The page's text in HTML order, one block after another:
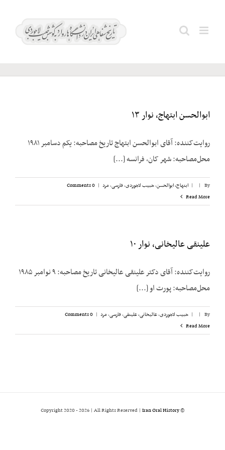
لاله؛
ابوالحسن ابتهاج، نوار ۱۳
روایت‌کننده: آقای ابوالحسن ابتهاج تاریخ مصاحبه: یکم دسامبر ۱۹۸۱
محل‌مصاحبه: شهر کان، فرانسه [...]
By
|
| ابتهاج، ابوالحسن,حبیب لاجوردی,فارسی,مرد |
0 Comments
Read More
علینقی عالیخانی، نوار ۱۰
روایت‌کننده: آقای دکتر علینقی عالیخانی تاریخ مصاحبه: ۹ نوامبر ۱۹۸۵
محل‌مصاحبه: پورت او [...]
By
|
| حبیب لاجوردی,عالیخانی، علینقی,فارسی,مرد |
0 Comments
Read More
© Copyright 2020 -
2026 | All Rights Reserved | Iran Oral History